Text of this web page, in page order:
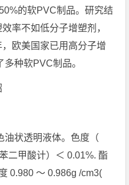
的软PVC制品。研究结
率不如低分子增塑剂，
欧美国家已用高分子增
种软PVC制品。
油状透明液体。色度（
二甲酸计）＜ 0.01%. 酯
0.980 ～ 0.986g /cm3(